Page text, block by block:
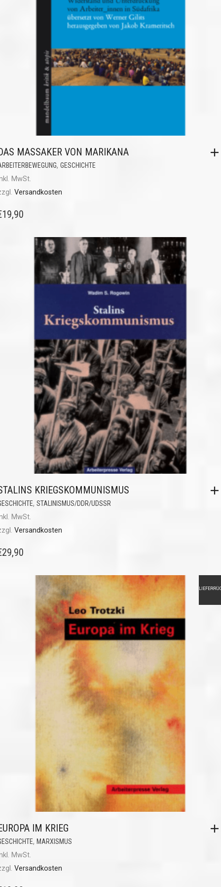
MASSAKER VON MARIKANA
, GESCHICHTE
MwSt.
Versandkosten
19,90
KRIEGSKOMMUNISMUS
, STALINISMUS/DDR/UDSSR
MwSt.
Versandkosten
29,90
IM KRIEG
, MARXISMUS
MwSt.
Versandkosten